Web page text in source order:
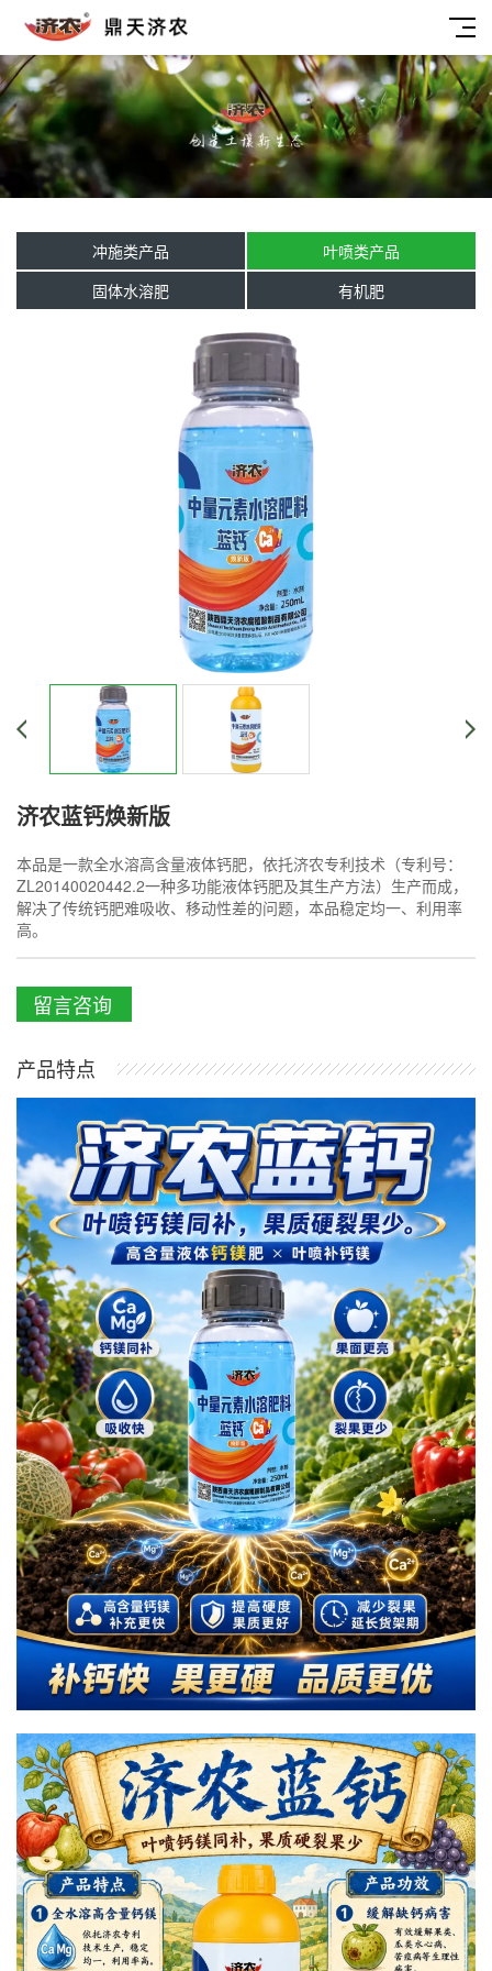
冲施类产品
叶喷类产品
固体水溶肥
有机肥
济农蓝钙焕新版
本品是一款全水溶高含量液体钙肥，依托济农专利技术（专利号：
ZL20140020442.2一种多功能液体钙肥及其生产方法）生产而成，
解决了传统钙肥难吸收、移动性差的问题，本品稳定均一、利用率
高。
留言咨询
产品特点